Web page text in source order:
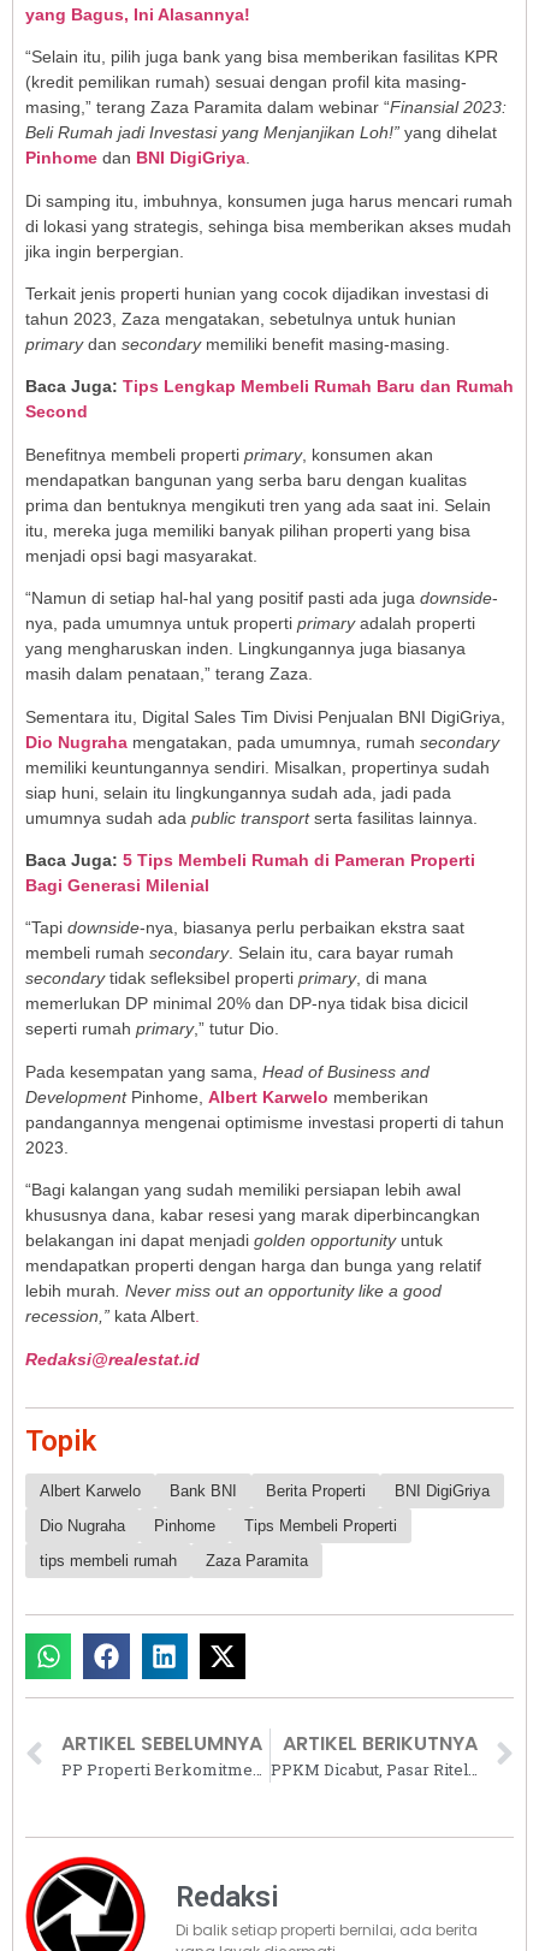
yang Bagus, Ini Alasannya!
“Selain itu, pilih juga bank yang bisa memberikan fasilitas KPR
(kredit pemilikan rumah) sesuai dengan profil kita masing-
masing,” terang Zaza Paramita dalam webinar “Finansial 2023:
Beli Rumah jadi Investasi yang Menjanjikan Loh!” yang dihelat
Pinhome dan BNI DigiGriya.
Di samping itu, imbuhnya, konsumen juga harus mencari rumah
di lokasi yang strategis, sehinga bisa memberikan akses mudah
jika ingin berpergian.
Terkait jenis properti hunian yang cocok dijadikan investasi di
tahun 2023, Zaza mengatakan, sebetulnya untuk hunian
primarydan secondarymemiliki benefit masing-masing.
Baca Juga: Tips Lengkap Membeli Rumah Baru dan Rumah
Second
Benefitnya membeli properti primary, konsumen akan
mendapatkan bangunan yang serba baru dengan kualitas
prima dan bentuknya mengikuti tren yang ada saat ini. Selain
itu, mereka juga memiliki banyak pilihan properti yang bisa
menjadi opsi bagi masyarakat.
“Namun di setiap hal-hal yang positif pasti ada juga downside-
nya, pada umumnya untuk properti primaryadalah properti
yang mengharuskan inden. Lingkungannya juga biasanya
masih dalam penataan,” terang Zaza.
Sementara itu, Digital Sales Tim Divisi Penjualan BNI DigiGriya,
Dio Nugraha mengatakan, pada umumnya, rumah secondary
memiliki keuntungannya sendiri. Misalkan, propertinya sudah
siap huni, selain itu lingkungannya sudah ada, jadi pada
umumnya sudah ada public transportserta fasilitas lainnya.
Baca Juga: 5 Tips Membeli Rumah di Pameran Properti
Bagi Generasi Milenial
“Tapi downside-nya, biasanya perlu perbaikan ekstra saat
membeli rumah secondary. Selain itu, cara bayar rumah
secondarytidak sefleksibel properti primary, di mana
memerlukan DP minimal 20% dan DP-nya tidak bisa dicicil
seperti rumah primary,” tutur Dio.
Pada kesempatan yang sama, Head of Business and
DevelopmentPinhome, Albert Karwelo memberikan
pandangannya mengenai optimisme investasi properti di tahun
2023.
“Bagi kalangan yang sudah memiliki persiapan lebih awal
khususnya dana, kabar resesi yang marak diperbincangkan
belakangan ini dapat menjadi golden opportunity untuk
mendapatkan properti dengan harga dan bunga yang relatif
lebih murah . Never miss out an opportunity like a good
recession,” kata Albert
Redaksi@realestat.id
Topik
Albert Karwelo Bank BNI Berita Properti
BNI DigiGriya
Dio Nugraha
Pinhome
Tips Membeli Properti
tips membeli rumah
Zaza Paramita
ARTIKEL SEBELUMNYA
PP Properti Berkomitmen Lanjutkan Pembangunan Apartemen Mazhoji, Depok
ARTIKEL BERIKUTNYA
PPKM Dicabut, Pasar Ritel Jabodetabek Menuju Posisi Take-Off di 2023
Redaksi
Di balik setiap properti bernilai, ada berita